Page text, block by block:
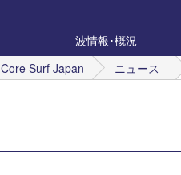
波情報･概況
Core Surf Japan ニュース